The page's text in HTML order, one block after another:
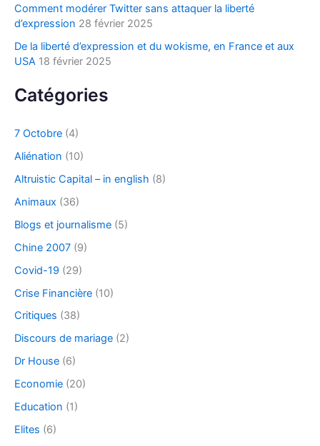
Comment modérer Twitter sans attaquer la liberté
d’expression 28 février 2025
De la liberté d’expression et du wokisme, en France et aux
USA 18 février 2025
Catégories
7 Octobre (4)
Aliénation (10)
Altruistic Capital – in english (8)
Animaux (36)
Blogs et journalisme (5)
Chine 2007 (9)
Covid-19 (29)
Crise Financière (10)
Critiques (38)
Discours de mariage (2)
Dr House (6)
Economie (20)
Education (1)
Elites (6)